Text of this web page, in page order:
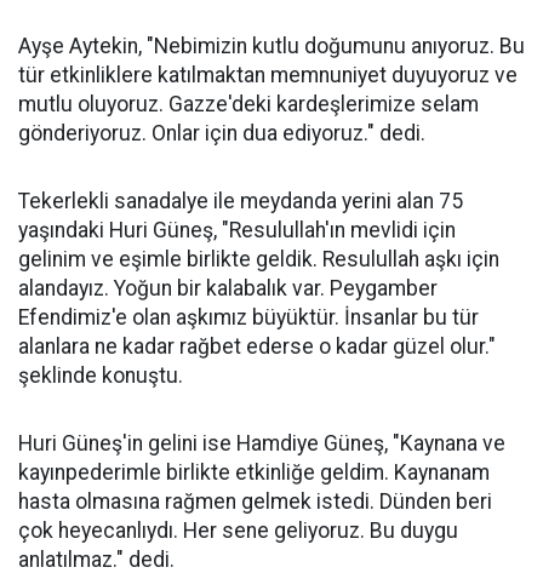
Ayşe Aytekin, "Nebimizin kutlu doğumunu anıyoruz. Bu
tür etkinliklere katılmaktan memnuniyet duyuyoruz ve
mutlu oluyoruz. Gazze'deki kardeşlerimize selam
gönderiyoruz. Onlar için dua ediyoruz." dedi.
Tekerlekli sanadalye ile meydanda yerini alan 75
yaşındaki Huri Güneş, "Resulullah'ın mevlidi için
gelinim ve eşimle birlikte geldik. Resulullah aşkı için
alandayız. Yoğun bir kalabalık var. Peygamber
Efendimiz'e olan aşkımız büyüktür. İnsanlar bu tür
alanlara ne kadar rağbet ederse o kadar güzel olur."
şeklinde konuştu.
Huri Güneş'in gelini ise Hamdiye Güneş, "Kaynana ve
kayınpederimle birlikte etkinliğe geldim. Kaynanam
hasta olmasına rağmen gelmek istedi. Dünden beri
çok heyecanlıydı. Her sene geliyoruz. Bu duygu
anlatılmaz." dedi.